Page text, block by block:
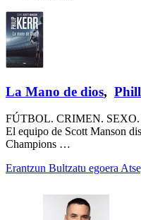
La Mano de dios,
FÚTBOL. CRIMEN.
El equipo de Scott Manson
Champions …
Erantzun Bultzatu egoera